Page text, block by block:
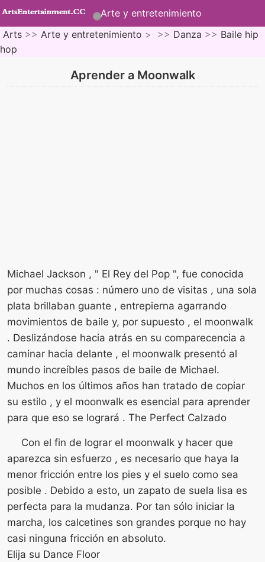
Arte y entretenimiento
Arts >> Arte y entretenimiento > >> Danza >> Baile hip
hop
Aprender a Moonwalk
Michael Jackson , " El Rey del Pop ", fue conocida
por muchas cosas : número uno de visitas , una sola
plata brillaban guante , entrepierna agarrando
movimientos de baile y, por supuesto , el moonwalk
. Deslizándose hacia atrás en su comparecencia a
caminar hacia delante , el moonwalk presentó al
mundo increíbles pasos de baile de Michael.
Muchos en los últimos años han tratado de copiar
su estilo , y el moonwalk es esencial para aprender
para que eso se logrará . The Perfect Calzado
Con el fin de lograr el moonwalk y hacer que
aparezca sin esfuerzo , es necesario que haya la
menor fricción entre los pies y el suelo como sea
posible . Debido a esto, un zapato de suela lisa es
perfecta para la mudanza. Por tan sólo iniciar la
marcha, los calcetines son grandes porque no hay
casi ninguna fricción en absoluto.
Elija su Dance Floor